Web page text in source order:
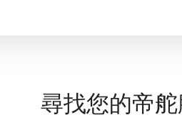
尋找您的帝